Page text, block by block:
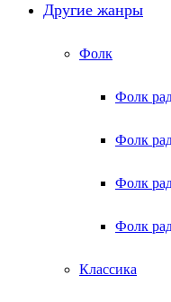
Другие жанры
Фолк
Фолк
Фолк
Фолк
Фолк
Классика